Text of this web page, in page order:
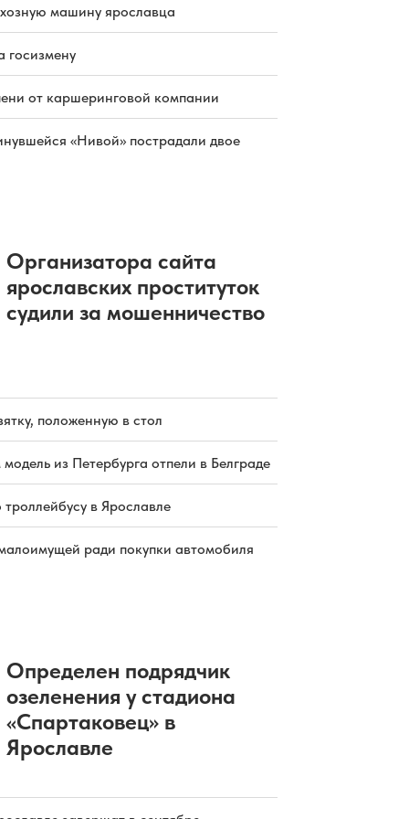
06.08.2026 17:19 ХОККЕЙ
Экс-работница аптеки отсудила
почти 800 тысяч за увольнение
06.08.2026 17:13|ОБЩЕСТВО
Резервисты отряда «БАРС» выходят
на дежурство в Ярославле
В России вырос объем выдачи
машину ярославца
госизмену
от каршеринговой компании
«Нивой» пострадали двое
Организатора сайта
ярославских проституток
судили за мошенничество
положенную в стол
из Петербурга отпели в Белграде
троллейбусу в Ярославле
ради покупки автомобиля
Определен подрядчик
озеленения у стадиона
«Спартаковец» в
Ярославле